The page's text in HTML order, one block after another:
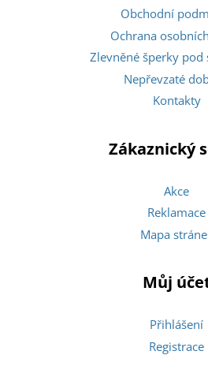
Obchodní
Ochrana
Zlevněné šperky pod
Nepřevzaté
Kontakty
Zákaznický
Akce
Reklamace
Mapa
Můj
Přihlášení
Registrace